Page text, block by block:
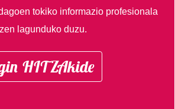
tokiko informazio profesionala
lagunduko duzu.
HITZAkide